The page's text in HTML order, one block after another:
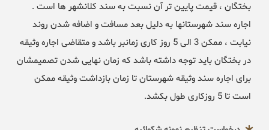
بختگان ، قیمت پایین تر آن نسبت به سند کلانشهر ها است .
اجاره سند شهرستانها به دلیل بعد مسافت و اضافه شدن روند
نیابت ، ممکن 3 الی 5 روز کاری زمانبر باشد و متقاضی اجاره وثیقه
در بختگان باید توجه داشته باشد که زمان نهایی شدن تصمیمشان
برای اجاره سند وثیقه شهرستان تا زمان بازداشت وثیقه ممکن
است تا 5 روزکاری طول بکشد.